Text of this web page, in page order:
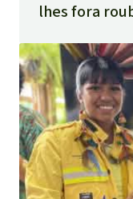
lhes fora